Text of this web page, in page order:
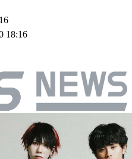
18:16